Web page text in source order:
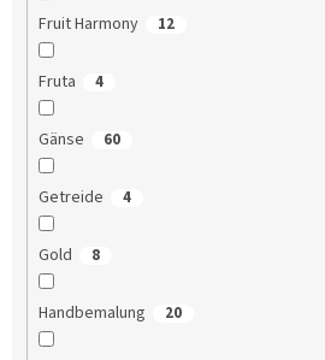
Fruit Harmony 12
Fruta 4
Gänse 60
Getreide 4
Gold 8
Handbemalung 20